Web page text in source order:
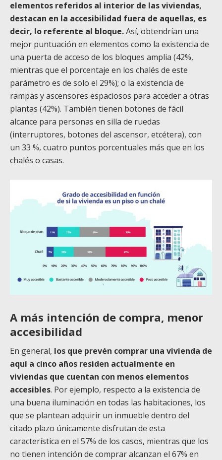
elementos referidos al interior de las viviendas,
destacan en la accesibilidad fuera de aquellas, es
decir, lo referente al bloque.Así, obtendrían una
mejor puntuación en elementos como la existencia de
una puerta de acceso de los bloques amplia (42%,
mientras que el porcentaje en los chalés de este
parámetro es de solo el 29%); o la existencia de
rampas y ascensores espaciosos para acceder a otras
plantas (42%). También tienen botones de fácil
alcance para personas en silla de ruedas
(interruptores, botones del ascensor, etcétera), con
un 33 %, cuatro puntos porcentuales más que en los
chalés o casas.
A más intención de compra, menor
accesibilidad
En general, los que prevén comprar una vivienda de
aquí a cinco años residen actualmente en
viviendas que cuentan con menos elementos
accesibles. Por ejemplo, respecto a la existencia de
una buena iluminación en todas las habitaciones, los
que se plantean adquirir un inmueble dentro del
citado plazo únicamente disfrutan de esta
característica en el 57% de los casos, mientras que los
no tienen intención de comprar alcanzan el 67% en